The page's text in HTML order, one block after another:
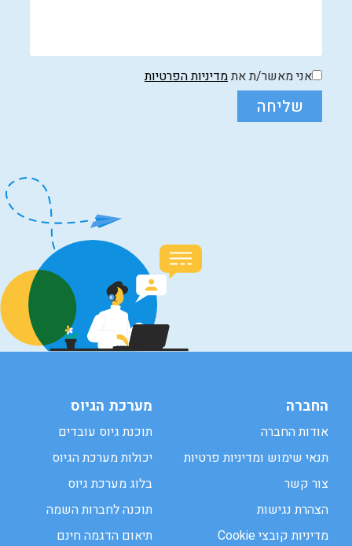
אני מאשר/ת אתמדיניות הפרטיות
שליחה
החברה
אודות החברה
תנאי שימוש ומדיניות פרטיות
צור קשר
הצהרת נגישות
מדיניות קובצי Cookie
מערכת הגיוס
תוכנת גיוס עובדים
יכולות מערכת הגיוס
בלוג מערכת גיוס
תוכנה לחברות השמה
תיאום הדגמה חינם